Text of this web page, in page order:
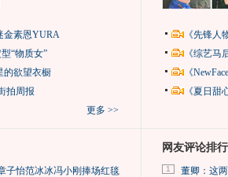
金素恩YURA
“物质女”
的欲望衣橱
拍周报
更多 >>
《先锋
《综艺
《
《夏日
子怡范冰冰冯小刚捧场红毯
网友评论排行
1 董卿：这